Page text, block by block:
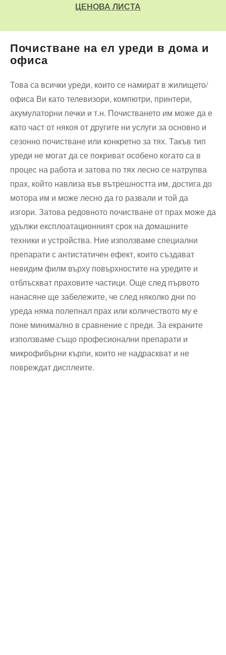
ЦЕНОВА ЛИСТА
Почистване на ел уреди в дома и
офиса
Това са всички уреди, които се намират в жилището/
офиса Ви като телевизори, компютри, принтери,
акумулаторни печки и т.н. Почистването им може да е
като част от някоя от другите ни услуги за основно и
сезонно почистване или конкретно за тях. Такъв тип
уреди не могат да се покриват особено когато са в
процес на работа и затова по тях лесно се натрупва
прах, който навлиза във вътрешността им, достига до
мотора им и може лесно да го развали и той да
изгори. Затова редовното почистване от прах може да
удължи експлоатационният срок на домашните
техники и устройства. Ние използваме специални
препарати с антистатичен ефект, които създават
невидим филм върху повърхностите на уредите и
отблъскват праховите частици. Още след първото
нанасяне ще забележите, че след няколко дни по
уреда няма полепнал прах или количеството му е
поне минимално в сравнение с преди. За екраните
използваме също професионални препарати и
микрофибърни кърпи, които не надраскват и не
повреждат дисплеите.